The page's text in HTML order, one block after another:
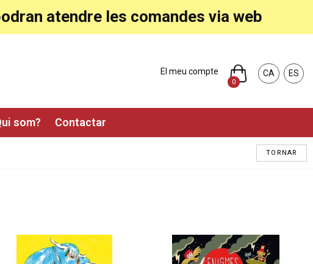
atendre les comandes via web
CA ES
El meu compte
0
som? Contactar
TORNAR